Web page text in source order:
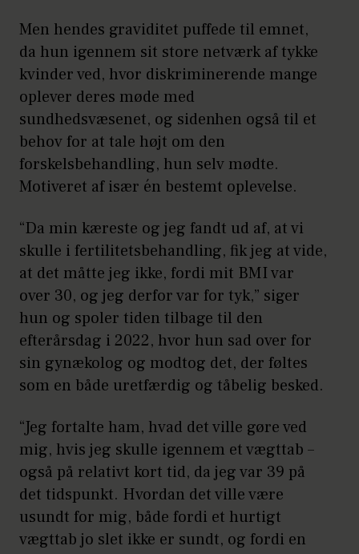
Men hendes graviditet puffede til emnet,
da hun igennem sit store netværk af tykke
kvinder ved, hvor diskriminerende mange
oplever deres møde med
sundhedsvæsenet, og sidenhen også til et
behov for at tale højt om den
forskelsbehandling, hun selv mødte.
Motiveret af især én bestemt oplevelse.
“Da min kæreste og jeg fandt ud af, at vi
skulle i fertilitetsbehandling, fik jeg at vide,
at det måtte jeg ikke, fordi mit BMI var
over 30, og jeg derfor var for tyk,” siger
hun og spoler tiden tilbage til den
efterårsdag i 2022, hvor hun sad over for
sin gynækolog og modtog det, der føltes
som en både uretfærdig og tåbelig besked.
“Jeg fortalte ham, hvad det ville gøre ved
mig, hvis jeg skulle igennem et vægttab –
også på relativt kort tid, da jeg var 39 på
det tidspunkt. Hvordan det ville være
usundt for mig, både fordi et hurtigt
vægttab jo slet ikke er sundt, og fordi en